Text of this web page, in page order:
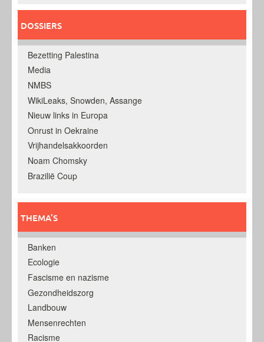
DOSSIERS
Bezetting Palestina
Media
NMBS
WikiLeaks, Snowden, Assange
Nieuw links in Europa
Onrust in Oekraine
Vrijhandelsakkoorden
Noam Chomsky
Brazilië Coup
THEMA’S
Banken
Ecologie
Fascisme en nazisme
Gezondheidszorg
Landbouw
Mensenrechten
Racisme